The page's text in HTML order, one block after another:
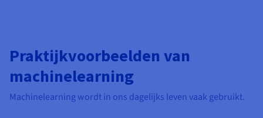
Praktijkvoorbeelden van
machinelearning
Machinelearning wordt in ons dagelijks leven vaak gebruikt.